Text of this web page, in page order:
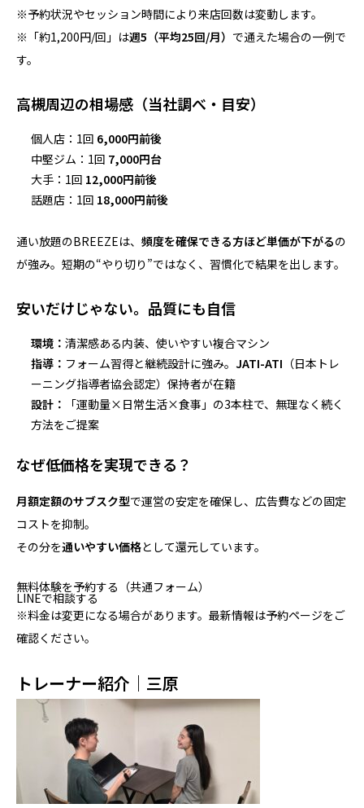
※予約状況やセッション時間により来店回数は変動します。
※「約1,200円/回」は週5（平均25回/月） で通えた場合の一例で
す。
高槻周辺の相場感（当社調べ・目安）
個人店：1回 6,000円前後
中堅ジム：1回 7,000円台
大手：1回 12,000円前後
話題店：1回 18,000円前後
通い放題のBREEZEは、 頻度を確保できる方ほど単価が下がるの
が強み。短期の“やり切り”ではなく、習慣化で結果を出します。
安いだけじゃない。品質にも自信
環境：清潔感ある内装、使いやすい複合マシン
指導： フォーム習得と継続設計に強み。JATI-ATI （日本トレ
ーニング指導者協会認定）保持者が在籍
設計：
「運動量×日常生活×食事」の3本柱で、無理なく続く
方法をご提案
なぜ低価格を実現できる？
月額定額のサブスク型で運営の安定を確保し、広告費などの固定
コストを抑制。
その分を通いやすい価格として還元しています。
無料体験を予約する（共通フォーム）
LINEで相談する
※料金は変更になる場合があります。最新情報は予約ページをご
確認ください。
トレーナー紹介｜三原